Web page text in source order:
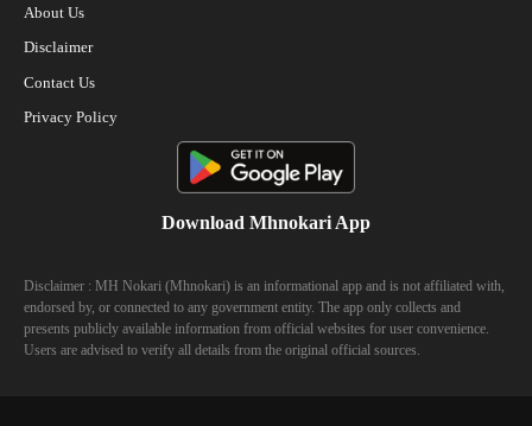
About Us
Disclaimer
Contact Us
Privacy Policy
Download Mhnokari App
Disclaimer : MH Nokari (Mhnokari) is an informational app and is not affiliated with,
endorsed by, or connected to any government entity. The app only collects and
presents publicly available information from official websites for user convenience.
Users are advised to verify all details from the original official sources.